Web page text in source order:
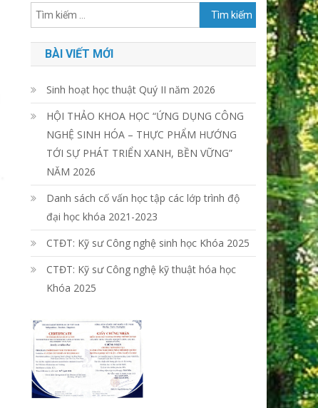
Tìm
kiếm
cho:
BÀI VIẾT MỚI
Sinh hoạt học thuật Quý II năm 2026
HỘI THẢO KHOA HỌC “ỨNG DỤNG CÔNG
NGHỆ SINH HÓA – THỰC PHẨM HƯỚNG
TỚI SỰ PHÁT TRIỂN XANH, BỀN VỮNG”
NĂM 2026
Danh sách cố vấn học tập các lớp trình độ
đại học khóa 2021-2023
CTĐT: Kỹ sư Công nghệ sinh học Khóa 2025
CTĐT: Kỹ sư Công nghệ kỹ thuật hóa học
Khóa 2025